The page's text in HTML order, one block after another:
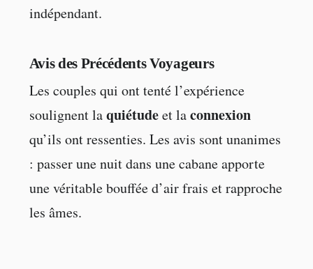
indépendant.
Avis des Précédents Voyageurs
Les couples qui ont tenté l’expérience
soulignent laquiétudeet laconnexion
qu’ils ont ressenties. Les avis sont unanimes
: passer une nuit dans une cabane apporte
une véritable bouffée d’air frais et rapproche
les âmes.